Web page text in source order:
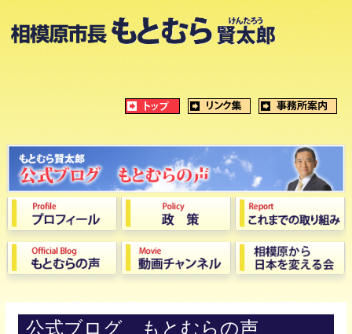
公式ブログ もとむらの声